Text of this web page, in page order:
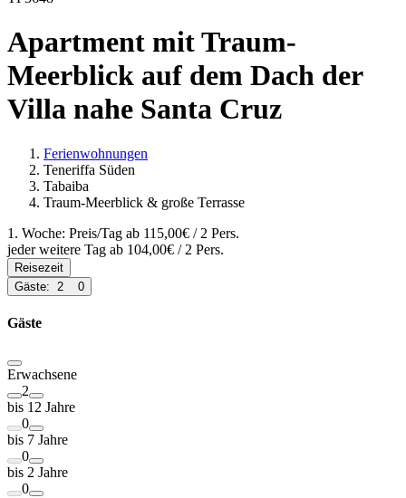
Apartment mit Traum-
Meerblick auf dem Dach der
Villa nahe Santa Cruz
Ferienwohnungen
Teneriffa Süden
Tabaiba
Traum-Meerblick & große Terrasse
1. Woche: Preis/Tag ab 115,00€ / 2 Pers.
jeder weitere Tag ab 104,00€ / 2 Pers.
Reisezeit
Gäste:
2 0
Gäste
Erwachsene
2
bis 12 Jahre
0
bis 7 Jahre
0
bis 2 Jahre
0